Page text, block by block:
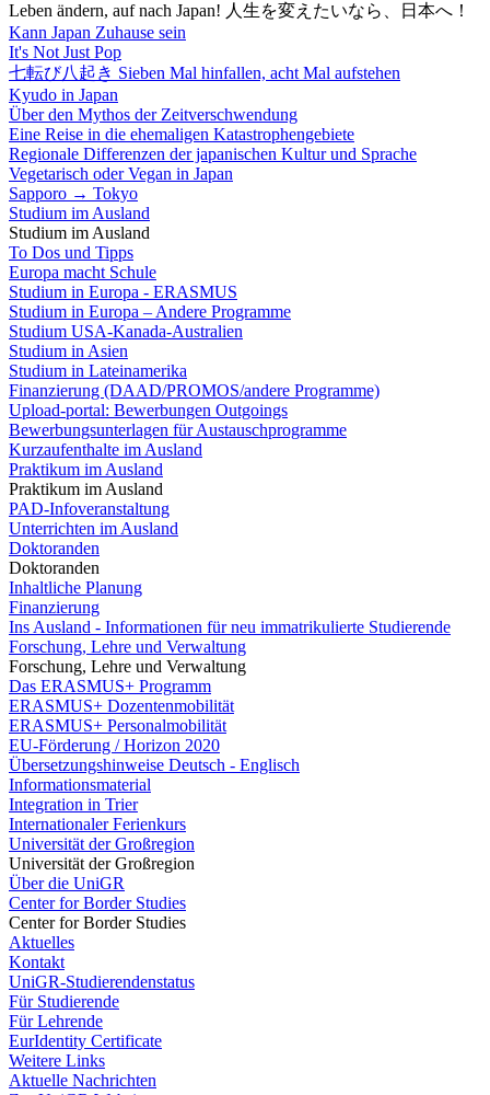
Leben ändern, auf nach Japan! 人生を変えたいなら、日本へ！
Kann Japan Zuhause sein
It's Not Just Pop
七転び八起き Sieben Mal hinfallen, acht Mal aufstehen
Kyudo in Japan
Über den Mythos der Zeitverschwendung
Eine Reise in die ehemaligen Katastrophengebiete
Regionale Differenzen der japanischen Kultur und Sprache
Vegetarisch oder Vegan in Japan
Sapporo → Tokyo
Studium im Ausland
Studium im Ausland
To Dos und Tipps
Europa macht Schule
Studium in Europa - ERASMUS
Studium in Europa – Andere Programme
Studium USA-Kanada-Australien
Studium in Asien
Studium in Lateinamerika
Finanzierung (DAAD/PROMOS/andere Programme)
Upload-portal: Bewerbungen Outgoings
Bewerbungsunterlagen für Austauschprogramme
Kurzaufenthalte im Ausland
Praktikum im Ausland
Praktikum im Ausland
PAD-Infoveranstaltung
Unterrichten im Ausland
Doktoranden
Doktoranden
Inhaltliche Planung
Finanzierung
Ins Ausland - Informationen für neu immatrikulierte Studierende
Forschung, Lehre und Verwaltung
Forschung, Lehre und Verwaltung
Das ERASMUS+ Programm
ERASMUS+ Dozentenmobilität
ERASMUS+ Personalmobilität
EU-Förderung / Horizon 2020
Übersetzungshinweise Deutsch - Englisch
Informationsmaterial
Integration in Trier
Internationaler Ferienkurs
Universität der Großregion
Universität der Großregion
Über die UniGR
Center for Border Studies
Center for Border Studies
Aktuelles
Kontakt
UniGR-Studierendenstatus
Für Studierende
Für Lehrende
EurIdentity Certificate
Weitere Links
Aktuelle Nachrichten